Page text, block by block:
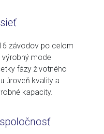
závodov po celom
model
fázy životného
úroveň kvality a
kapacity.